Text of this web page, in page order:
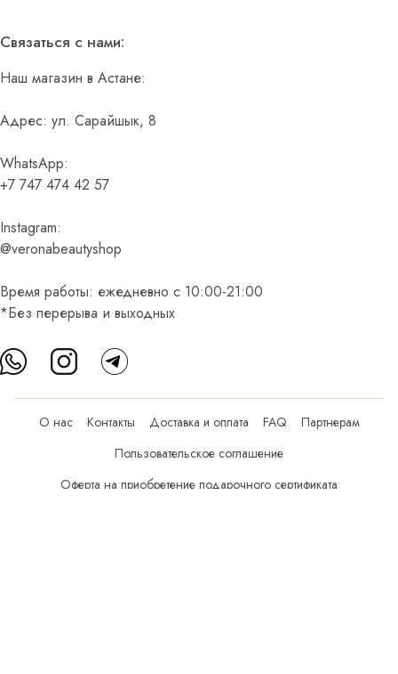
Связаться с нами:
Наш магазин в Астане:
Адрес: ул. Сарайшык, 8
WhatsApp:
+7 747 474 42 57
Instagram:
@veronabeautyshop
Время работы: ежедневно с 10:00-21:00
*Без перерыва и выходных
О нас Контакты Доставка и оплата FAQ
Партнерам
Пользовательское соглашение
Оферта на приобретение подарочного сертификата